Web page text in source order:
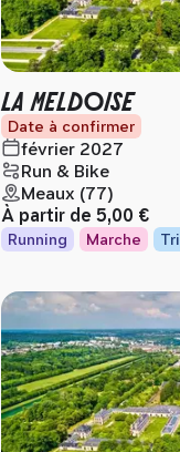
LA MELDOISE
Date à confirmer
février 2027
Run & Bike
Meaux (77)
À partir de 5,00 €
Running Marche